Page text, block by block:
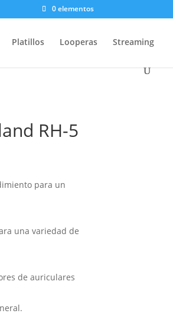
0 elementos
Platillos Looperas Streaming
RH-5
para un
una variedad de
de auriculares